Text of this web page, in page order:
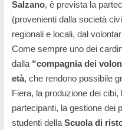
Salzano, è prevista la
(provenienti dalla società
regionali e locali, dal
Come sempre uno dei
dalla “compagnia dei
età, che rendono possibile
Fiera, la produzione dei
partecipanti, la gestione dei
studenti dellaScuola di